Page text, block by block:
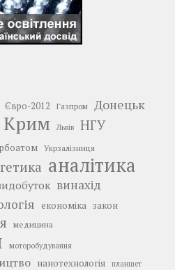
Євро-2012 Газпром Донецьк
Крим Львів
НГУ
Укрзалізниця
аналітика
винахід
економіка закон
медицина
моторобудування
нанотехнологія планшет